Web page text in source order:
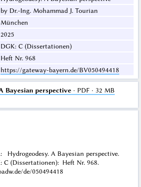
by Dr.-Ing. Mohammad J. Tourian
München
2025
DGK: C (Dissertationen)
Heft Nr. 968
https://gateway-bayern.de/BV050494418
Bayesian perspective· PDF · 32 MB
Hydrogeodesy. A Bayesian perspective.
(Dissertationen): Heft Nr. 968.
de/050494418